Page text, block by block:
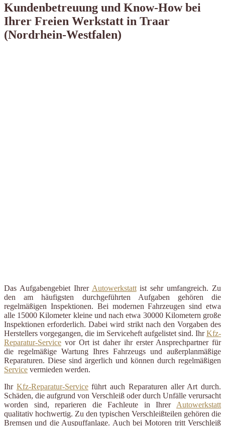
Kundenbetreuung und Know-How bei
Ihrer Freien Werkstatt in Traar
(Nordrhein-Westfalen)
Das Aufgabengebiet Ihrer Autowerkstattist sehr umfangreich. Zu
den am häufigsten durchgeführten Aufgaben gehören die
regelmäßigen Inspektionen. Bei modernen Fahrzeugen sind etwa
alle 15000 Kilometer kleine und nach etwa 30000 Kilometern große
Inspektionen erforderlich. Dabei wird strikt nach den Vorgaben des
Herstellers vorgegangen, die im Serviceheft aufgelistet sind. IhrKfz-
Reparatur-Service vor Ort ist daher ihr erster Ansprechpartner für
die regelmäßige Wartung Ihres Fahrzeugs und außerplanmäßige
Reparaturen. Diese sind ärgerlich und können durch regelmäßigen
Service vermieden werden.
Ihr Kfz-Reparatur-Serviceführt auch Reparaturen aller Art durch.
Schäden, die aufgrund von Verschleiß oder durch Unfälle verursacht
worden sind, reparieren die Fachleute in Ihrer Autowerkstatt
qualitativ hochwertig. Zu den typischen Verschleißteilen gehören die
Bremsen und die Auspuffanlage. Auch bei Motoren tritt Verschleiß